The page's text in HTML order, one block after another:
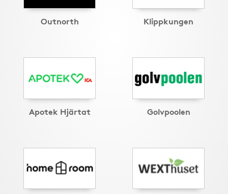
Outnorth Klippkungen
Apotek Hjärtat Golvpoolen